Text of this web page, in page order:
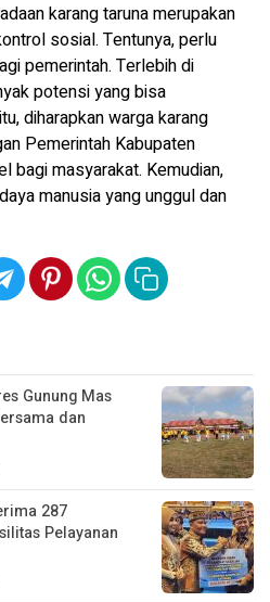
karang taruna merupakan
sosial. Tentunya, perlu
pemerintah. Terlebih di
potensi yang bisa
diharapkan warga karang
Pemerintah Kabupaten
bagi masyarakat. Kemudian,
manusia yang unggul dan
Gunung Mas
dan
287
Pelayanan